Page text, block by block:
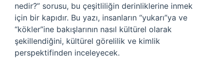
nedir?” sorusu, bu çeşitliliğin derinliklerine inmek
için bir kapıdır. Bu yazı, insanların “yukarı”ya ve
“kökler”ine bakışlarının nasıl kültürel olarak
şekillendiğini, kültürel görelilik ve kimlik
perspektifinden inceleyecek.